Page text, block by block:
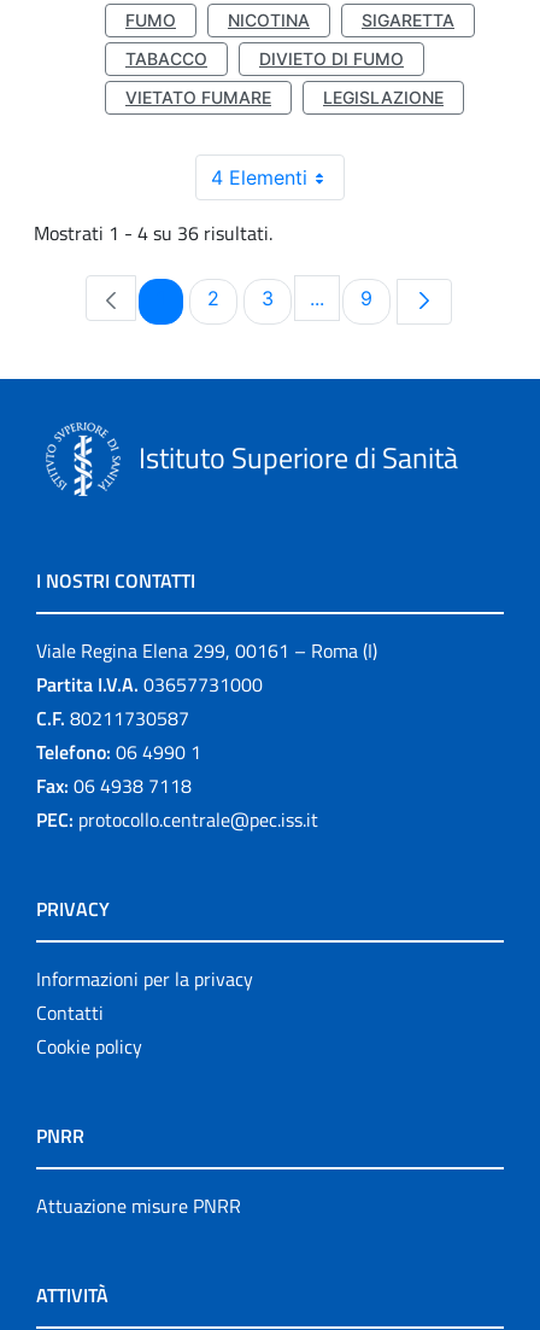
FUMO NICOTINA
SIGARETTA
TABACCO
DIVIETO DI FUMO
VIETATO FUMARE
LEGISLAZIONE
4 Elementi
Mostrati 1 - 4 su 36 risultati.
PaginaPagina
2 Pagina
3 ...Pagine intermedie Use
Pagina
9
Istituto Superiore di Sanità
I NOSTRI CONTATTI
Viale Regina Elena 299, 00161 – Roma (I)
Partita I.V.A. 03657731000
C.F. 80211730587
Telefono: 06 4990 1
Fax: 06 4938 7118
PEC: protocollo.centrale@pec.iss.it
PRIVACY
Informazioni per la privacy
Contatti
Cookie policy
PNRR
Attuazione misure PNRR
ATTIVITÀ